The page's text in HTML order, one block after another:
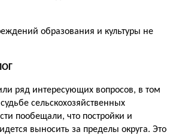
образования и культуры не
ряд интересующих вопросов, в том
сельскохозяйственных
пообещали, что постройки и
выносить за пределы округа. Это